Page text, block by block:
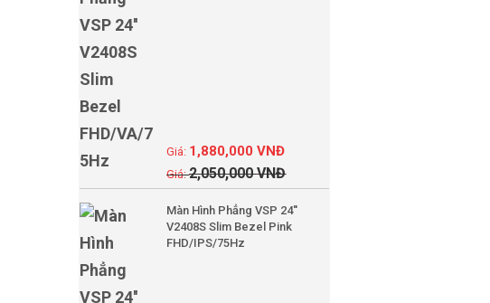
2,050,000VNĐ
1,880,000VNĐ
Màn Hình Phẳng VSP 24''
V2408S Slim Bezel Pink
FHD/IPS/75Hz